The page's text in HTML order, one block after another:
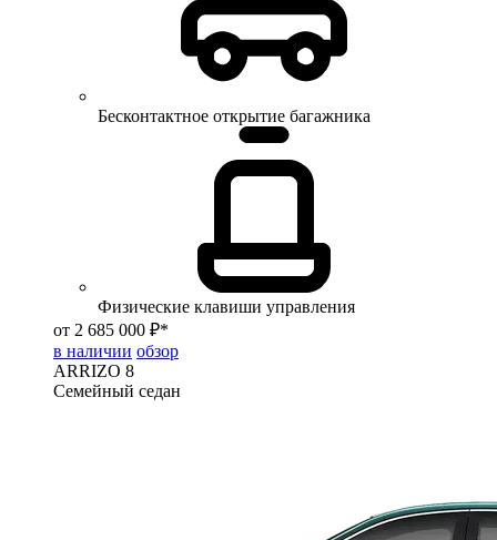
Бесконтактное открытие багажника
Физические клавиши управления
от 2 685 000 ₽*
в наличии обзор
ARRIZO 8
Семейный седан